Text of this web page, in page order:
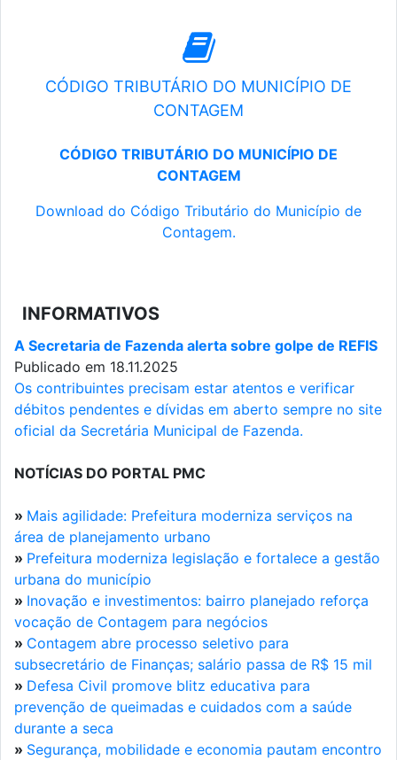
CÓDIGO TRIBUTÁRIO DO MUNICÍPIO DE
CONTAGEM
CÓDIGO TRIBUTÁRIO DO MUNICÍPIO DE
CONTAGEM
Download do Código Tributário do Município de
Contagem.
INFORMATIVOS
A Secretaria de Fazenda alerta sobre golpe de REFIS
Publicado em 18.11.2025
Os contribuintes precisam estar atentos e verificar
débitos pendentes e dívidas em aberto sempre no site
oficial da Secretária Municipal de Fazenda.
NOTÍCIAS DO PORTAL PMC
» Mais agilidade: Prefeitura moderniza serviços na
área de planejamento urbano
» Prefeitura moderniza legislação e fortalece a gestão
urbana do município
» Inovação e investimentos: bairro planejado reforça
vocação de Contagem para negócios
» Contagem abre processo seletivo para
subsecretário de Finanças; salário passa de R$ 15 mil
» Defesa Civil promove blitz educativa para
prevenção de queimadas e cuidados com a saúde
durante a seca
» Segurança, mobilidade e economia pautam encontro